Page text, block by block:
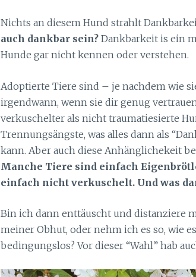
Nichts an diesem Hund strahlt
auch dankbar sein?Dankbarkeit is ein
Hunde gar nicht kennen oder verstehen.
Adoptierte Tiere sind – je nachdem wie
irgendwann, wenn sie dir genug
verkuschelter als nicht traumatiesierte
Trennungsängste, was alles dann als
kann. Aber auch diese Anhänglichekeit
Manche Tiere sind einfach
einfach nicht verkuschelt. Und was
Bin ich dann enttäuscht und distanziere
meiner Obhut, oder nehm ich es so, wie
bedingungslos? Vor dieser “Wahl” hab